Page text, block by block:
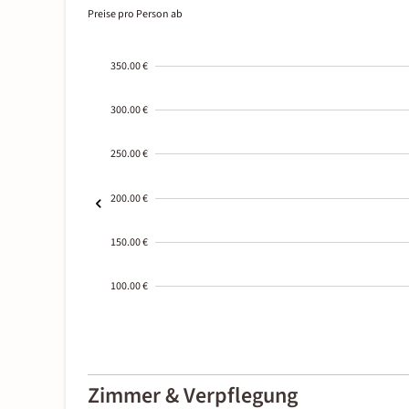
Preise pro Person ab
350.00 €
300.00 €
250.00 €
200.00 €
150.00 €
100.00 €
01-02
Zimmer & Verpflegung